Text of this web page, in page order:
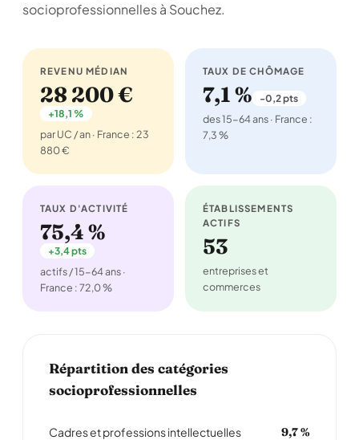
socioprofessionnelles à Souchez.
REVENU MÉDIAN
28 200 €
+18,1 %
par UC / an · France : 23
880 €
TAUX DE CHÔMAGE
7,1 % -0,2 pts
des 15-64 ans · France :
7,3 %
TAUX D'ACTIVITÉ
75,4 %
+3,4 pts
actifs / 15-64 ans ·
France : 72,0 %
ÉTABLISSEMENTS
ACTIFS
53
entreprises et
commerces
Répartition des catégories
socioprofessionnelles
Cadres et professions intellectuelles 9,7 %